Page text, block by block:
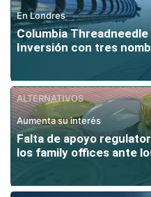
En Londres
Columbia
Inversión con tres
ALTERNATIVOS
Aumenta su interés
Falta de apoyo
los family offices ante